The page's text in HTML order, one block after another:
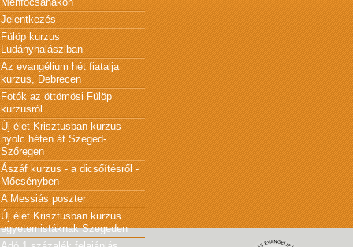
Jelentkezés
Fülöp kurzus
Ludányhalásziban
Az evangélium hét fiatalja
kurzus, Debrecen
Fotók az öttömösi Fülöp
kurzusról
Új élet Krisztusban kurzus
nyolc héten át Szeged-
Szőregen
Ászáf kurzus - a dicsőítésről -
Mőcsényben
A Messiás poszter
Új élet Krisztusban kurzus
egyetemistáknak Szegeden